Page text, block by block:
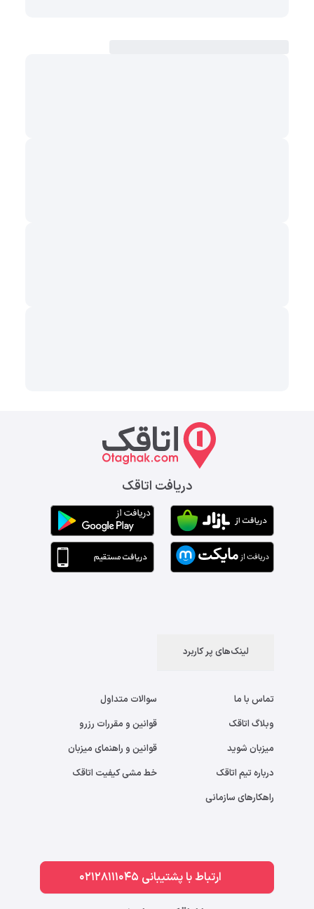
دریافت اتاقک
لینک‌های پر کاربرد
تماس با ما
وبلاگ اتاقک
میزبان شوید
درباره تیم اتاقک
راهکارهای سازمانی
سوالات متداول
قوانین و مقررات رزرو
قوانین و راهنمای میزبان
خط مشی کیفیت اتاقک
ارتباط با پشتیبانی 02128111045